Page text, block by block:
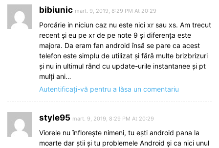
bibiunic mart. 9, 2019, 8:29 PM At 20:29
Porcărie in niciun caz nu este nici xr sau xs. Am trecut
recent și eu pe xr de pe note 9 și diferența este
majora. Da eram fan android însă se pare ca acest
telefon este simplu de utilizat și fără multe brizbrizuri
și nu in ultimul rând cu update-urile instantanee și pt
mulți ani…
Autentificați-vă pentru a lăsa un comentariu
style95 mart. 9, 2019, 8:29 PM At 20:29
Viorele nu înflorește nimeni, tu ești android pana la
moarte dar știi și tu problemele Android și ca nici unul